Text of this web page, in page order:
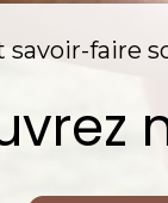
savoir-faire